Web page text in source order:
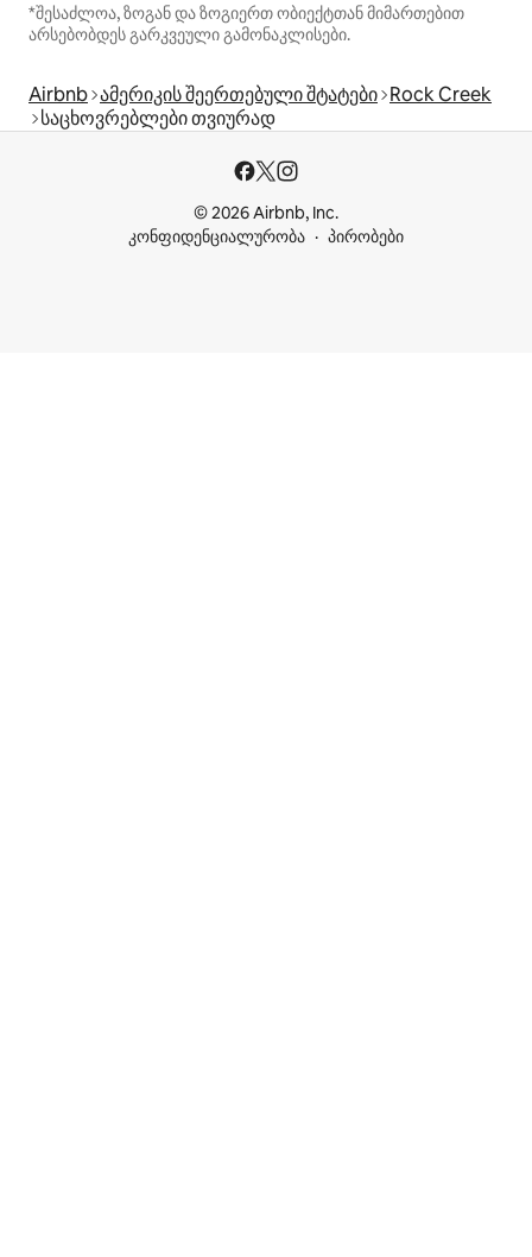
*შესაძლოა, ზოგან და ზოგიერთ ობიექტთან მიმართებით
არსებობდეს გარკვეული გამონაკლისები.
Airbnb ამერიკის შეერთებული შტატები Rock Creek
საცხოვრებლები თვიურად
© 2026 Airbnb, Inc.
კონფიდენციალურობა
პირობები